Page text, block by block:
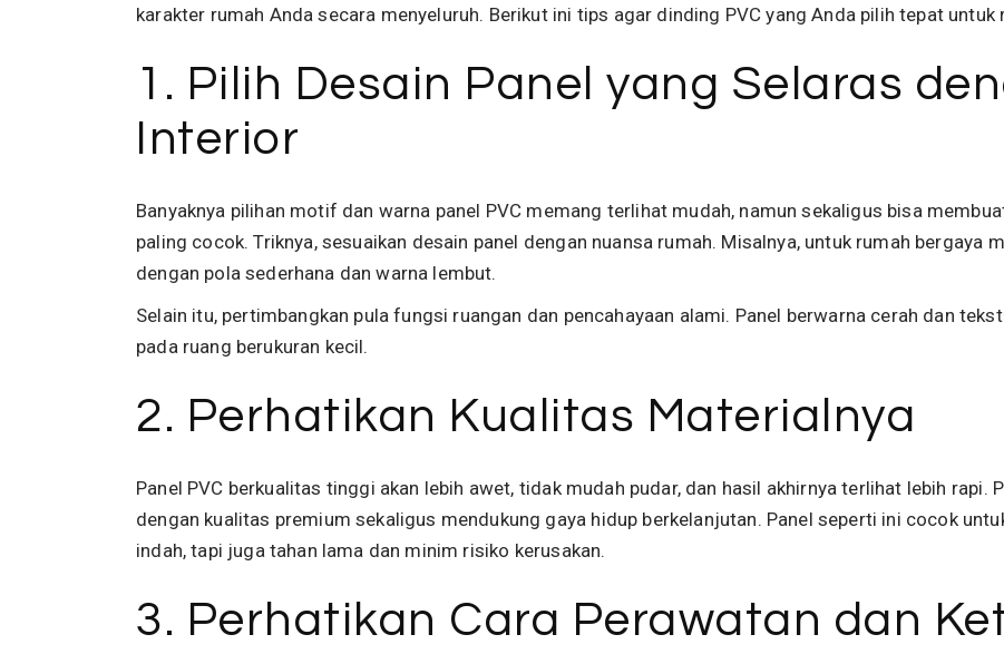
karakter rumah Anda secara menyeluruh. Berikut ini tips agar dinding PVC yang Anda pilih tepat untuk
1. Pilih Desain Panel yang Selaras
Interior
Banyaknya pilihan motif dan warna panel PVC memang terlihat mudah, namun sekaligus bisa
paling cocok. Triknya, sesuaikan desain panel dengan nuansa rumah. Misalnya, untuk rumah bergaya
dengan pola sederhana dan warna lembut.
Selain itu, pertimbangkan pula fungsi ruangan dan pencahayaan alami. Panel berwarna cerah dan
pada ruang berukuran kecil.
2. Perhatikan Kualitas Materialnya
Panel PVC berkualitas tinggi akan lebih awet, tidak mudah pudar, dan hasil akhirnya terlihat lebih rapi.
dengan kualitas premium sekaligus mendukung gaya hidup berkelanjutan. Panel seperti ini cocok
indah, tapi juga tahan lama dan minim risiko kerusakan.
3. Perhatikan Cara Perawatan dan